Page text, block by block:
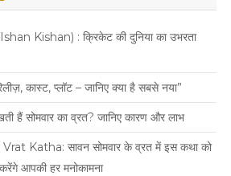
Kishan) : क्रिकेट की दुनिया का उभरता
कास्ट, प्लॉट – जानिए क्या है सबसे नया”
हैं सोमवार का व्रत? जानिए कारण और लाभ
Katha: सावन सोमवार के व्रत में इस कथा को
आपकी हर मनोकामना